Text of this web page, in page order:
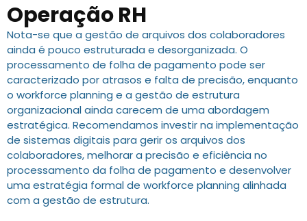
Operação RH
Nota-se que a gestão de arquivos dos colaboradores
ainda é pouco estruturada e desorganizada. O
processamento de folha de pagamento pode ser
caracterizado por atrasos e falta de precisão, enquanto
o workforce planning e a gestão de estrutura
organizacional ainda carecem de uma abordagem
estratégica. Recomendamos investir na implementação
de sistemas digitais para gerir os arquivos dos
colaboradores, melhorar a precisão e eficiência no
processamento da folha de pagamento e desenvolver
uma estratégia formal de workforce planning alinhada
com a gestão de estrutura.